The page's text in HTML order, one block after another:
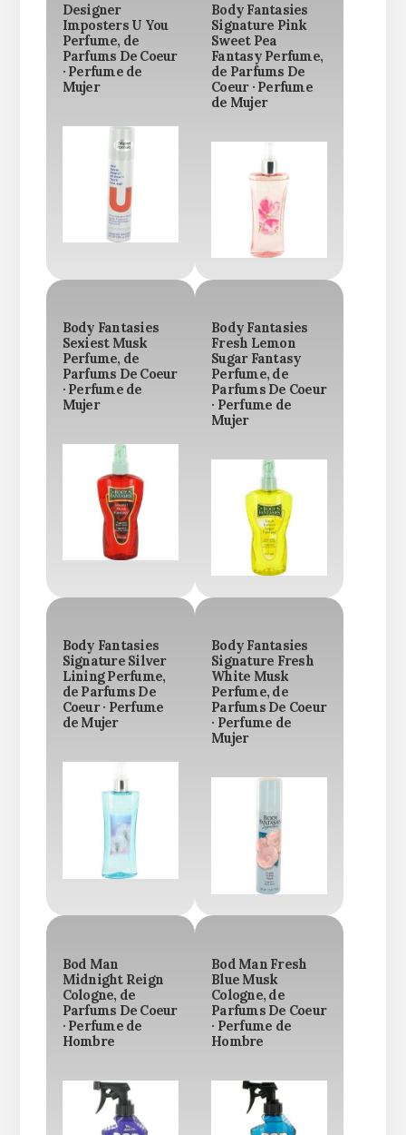
Designer
Imposters U You
Perfume, de
Parfums De Coeur
· Perfume de
Mujer
Body Fantasies
Signature Pink
Sweet Pea
Fantasy Perfume,
de Parfums De
Coeur · Perfume
de Mujer
Body Fantasies
Sexiest Musk
Perfume, de
Parfums De Coeur
· Perfume de
Mujer
Body Fantasies
Fresh Lemon
Sugar Fantasy
Perfume, de
Parfums De Coeur
· Perfume de
Mujer
Body Fantasies
Signature Silver
Lining Perfume,
de Parfums De
Coeur · Perfume
de Mujer
Body Fantasies
Signature Fresh
White Musk
Perfume, de
Parfums De Coeur
· Perfume de
Mujer
Bod Man
Midnight Reign
Cologne, de
Parfums De Coeur
· Perfume de
Hombre
Bod Man Fresh
Blue Musk
Cologne, de
Parfums De Coeur
· Perfume de
Hombre